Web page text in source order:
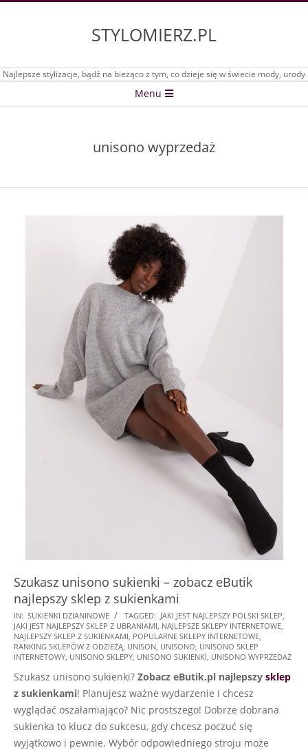
STYLOMIERZ.PL
Najlepsze stylizacje, bądź na bieżąco z tym, co dzieje się w świecie mody, urody
Menu
unisono wyprzedaż
Szukasz unisono sukienki – zobacz eButik
najlepszy sklep z sukienkami
2025-
08-
20
IN: SUKIENKI DZIANINOWE TAGGED: JAKI JEST NAJLEPSZY POLSKI SKLEP,
JAKI JEST NAJLEPSZY SKLEP Z UBRANIAMI, NAJLEPSZE SKLEPY INTERNETOWE,
NAJLEPSZY SKLEP Z SUKIENKAMI, POPULARNE SKLEPY INTERNETOWE,
RANKING SKLEPÓW Z ODZIEŻĄ, UNISON, UNISONO, UNISONO SKLEP
INTERNETOWY, UNISONO SKLEPY, UNISONO SUKIENKI, UNISONO WYPRZEDAŻ
Szukasz unisono sukienki? Zobacz eButik.pl najlepszy sklep
z sukienkami! Planujesz ważne wydarzenie i chcesz
wyglądać oszałamiająco? Nic prostszego! Dobrze dobrana
sukienka to klucz do sukcesu, gdy chcesz poczuć się
wyjątkowo i pewnie. Wybór odpowiedniego stroju może